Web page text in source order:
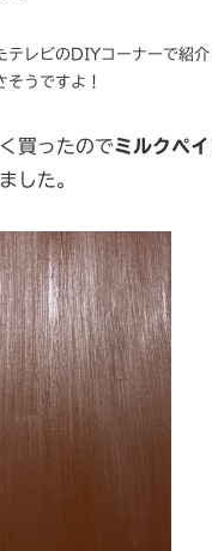
テレビのDIYコーナーで紹
そうですよ！
買ったのでミルクペ
した。